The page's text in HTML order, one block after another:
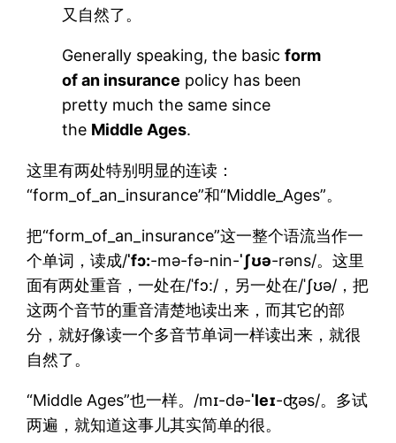
又自然了。
Generally speaking, the basicform
of an insurance policy has been
pretty much the same since
the Middle Ages.
这里有两处特别明显的连读：
“form_of_an_insurance”和“Middle_Ages”。
把“form_of_an_insurance”这一整个语流当作一
个单词，读成/ˈfɔ:-mə-fə-nin-ˈʃʊə-rəns/。这里
面有两处重音，一处在/ˈfɔ:/，另一处在/ˈʃʊə/，把
这两个音节的重音清楚地读出来，而其它的部
分，就好像读一个多音节单词一样读出来，就很
自然了。
“Middle Ages”也一样。/mɪ-də-ˈleɪ-ʤəs/。多试
两遍，就知道这事儿其实简单的很。